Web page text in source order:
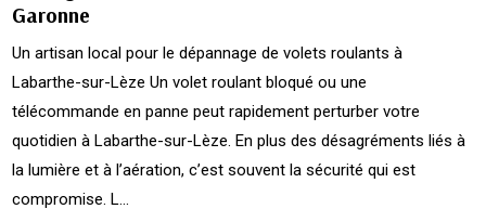
Garonne
Un artisan local pour le dépannage de volets roulants à
Labarthe-sur-Lèze Un volet roulant bloqué ou une
télécommande en panne peut rapidement perturber votre
quotidien à Labarthe-sur-Lèze. En plus des désagréments liés à
la lumière et à l’aération, c’est souvent la sécurité qui est
compromise. L...